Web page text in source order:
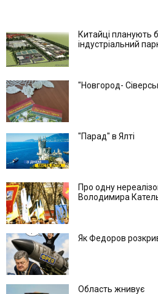
Китайці планують
індустріальний
"Новгород-
"Парад" в Ялті
Про одну
Володимира
Як Федоров
Область жнивує